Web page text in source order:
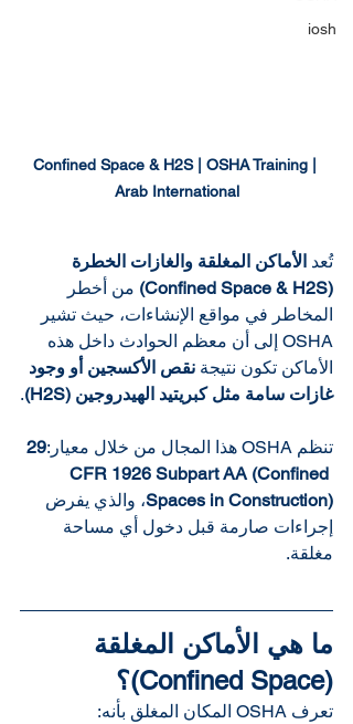
iosh
Confined Space & H2S | OSHA Training |
Arab International
تُعد الأماكن المغلقة والغازات الخطرة
(Confined Space & H2S)
من أخطر
المخاطر في مواقع الإنشاءات، حيث تشير
OSHA إلى أن معظم الحوادث داخل هذه
الأماكن تكون نتيجة نقص الأكسجين أو وجود
غازات سامة مثل كبريتيد الهيدروجين (H2S)
.
تنظم OSHA هذا المجال من خلال معيار:
CFR 1926 Subpart AA (Confined
Spaces in Construction)، والذي يفرض
إجراءات صارمة قبل دخول أي مساحة
مغلقة.
ما هي الأماكن المغلقة
(Confined Space)؟
تعرف OSHA المكان المغلق بأنه: